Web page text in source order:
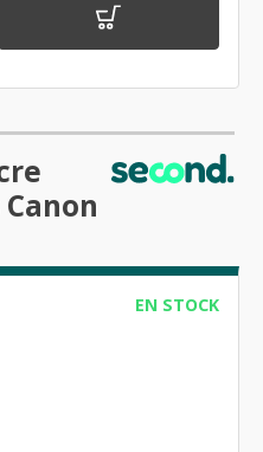
EN STOCK